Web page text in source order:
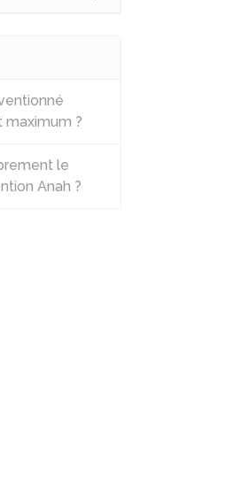
maximum ?
le
Anah ?